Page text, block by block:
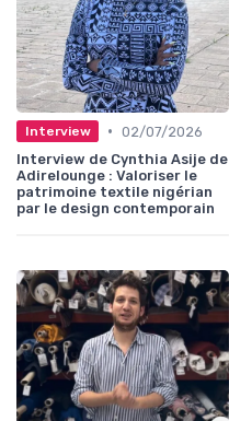
Interview • 02/07/2026
Interview de Cynthia Asije de
Adirelounge : Valoriser le
patrimoine textile nigérian
par le design contemporain